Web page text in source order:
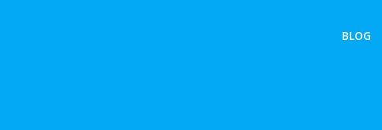
BLOG